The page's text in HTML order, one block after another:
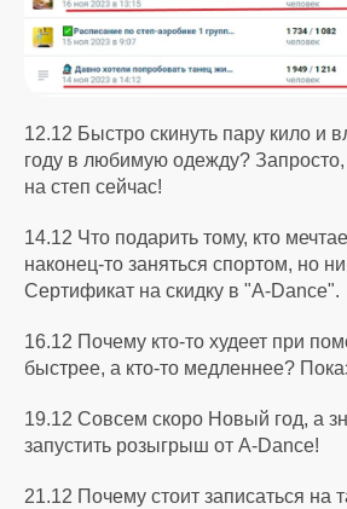
12.12 Быстро скинуть пару кило и
году в любимую одежду? Запросто,
на степ сейчас!
14.12 Что подарить тому, кто
наконец-то заняться спортом, но
Сертификат на скидку в "A-Dance".
16.12 Почему кто-то худеет при
быстрее, а кто-то медленнее?
19.12 Совсем скоро Новый год, а
запустить розыгрыш от A-Dance!
21.12 Почему стоит записаться на